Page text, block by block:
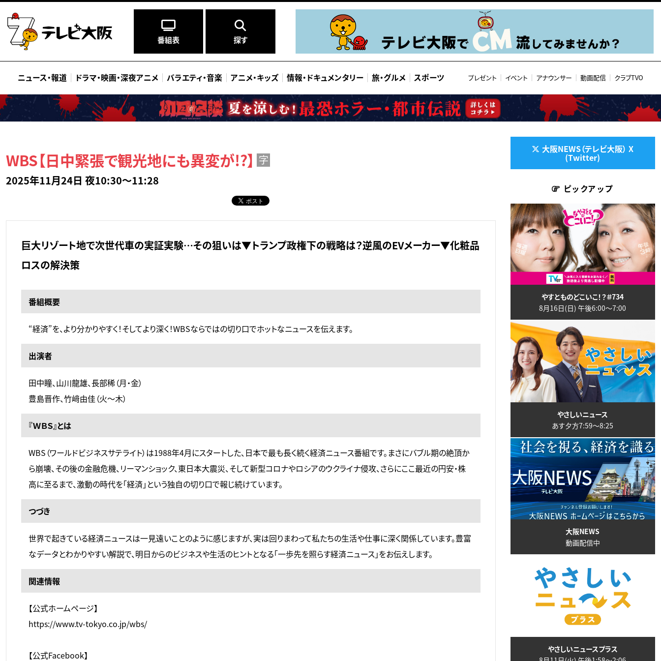
番組表 探す
ニュース・報道 ドラマ・映画・深夜アニメ バラエティ・音楽 アニメ・キッズ 情報・ ドキュメンタリー 旅・グルメ スポーツ プレゼント イベント アナウンサー 動画配信 クラブTVO
WBS【日中緊張で観光地にも異変が!?】 字
2025年11月24日 夜10:30～11:28
巨大リゾート地で次世代車の実証実験…その狙いは▼トランプ政権下の戦略は？逆風のEVメーカー▼化粧品
ロスの解決策
番組概要
“経済”を、より分かりやすく！そしてより深く！WBSならではの切り口でホットなニュースを伝えます。
出演者
田中瞳、山川龍雄、長部稀（月・金）
豊島晋作、竹﨑由佳（火～木）
『ＷＢＳ』とは
WBS（ワールドビジネスサテライト）は1988年4月にスタートした、日本で最も長く続く経済ニュース番組です。まさにバブル期の絶頂か
ら崩壊、その後の金融危機、リーマンショック、東日本大震災、そして新型コロナやロシアのウクライナ侵攻、さらにここ最近の円安・株
高に至るまで、激動の時代を「経済」という独自の切り口で報じ続けています。
つづき
世界で起きている経済ニュースは一見遠いことのように感じますが、実は回りまわって私たちの生活や仕事に深く関係しています。豊富
なデータとわかりやすい解説で、明日からのビジネスや生活のヒントとなる「一歩先を照らす経済ニュース」をお伝えします。
関連情報
【公式ホームページ】
https://www.tv-tokyo.co.jp/wbs/
【公式Facebook】
大阪NEWS（テレビ大阪） X
(Twitter)
ピックアップ
やすとものどこいこ！？＃734
8月16日(日) 午後6:00〜7:00
やさしいニュース
あす夕方7:59〜8:25
大阪NEWS
動画配信中
やさしいニュースプラス